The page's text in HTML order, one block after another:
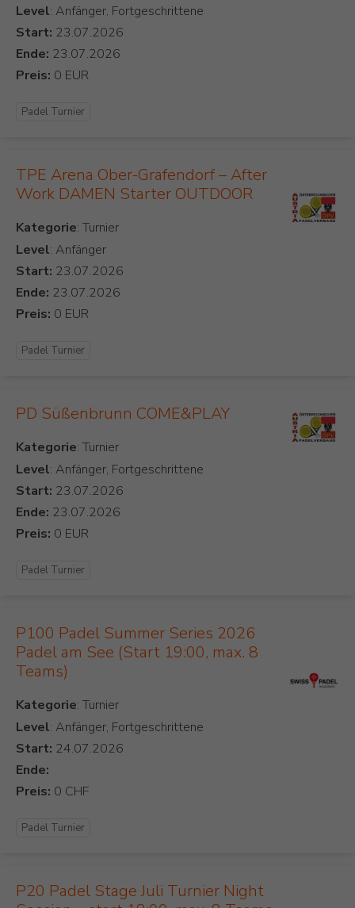
Level: Anfänger, Fortgeschrittene
Start:
Ende:
Preis:
Padel Turnier
TPE Arena Ober-Grafendorf – After
Work DAMEN Starter OUTDOOR
Kategorie
Level: Anfänger
Start:
Ende:
Preis:
Padel Turnier
PD Süßenbrunn COME&PLAY
Kategorie
Level: Anfänger, Fortgeschrittene
Start:
Ende:
Preis:
Padel Turnier
P100 Padel Summer Series 2026
Padel am See (Start 19:00, max. 8
Teams)
Kategorie
Level: Anfänger, Fortgeschrittene
Start:
Ende:
Preis:
Padel Turnier
P20 Padel Stage Juli Turnier Night